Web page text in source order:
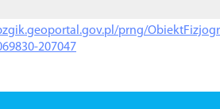
prng/
207047